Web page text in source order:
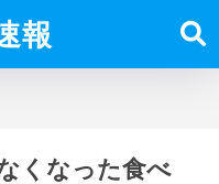
報
くなった食べ